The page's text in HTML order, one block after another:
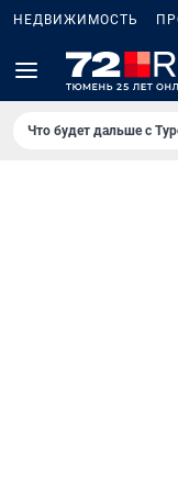
НЕДВИЖИМОСТЬ
Что будет дальше с